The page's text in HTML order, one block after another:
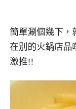
簡單涮個幾下，
在別的火鍋店品
激推!!